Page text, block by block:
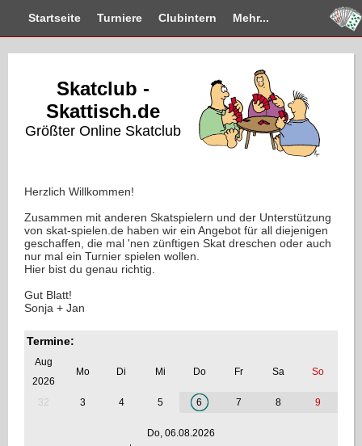
Startseite Turniere Clubintern Mehr...
Skatclub -
Skattisch.de
Größter Online Skatclub
Herzlich Willkommen!
Zusammen mit anderen Skatspielern und der Unterstützung
von skat-spielen.de haben wir ein Angebot für all diejenigen
geschaffen, die mal 'nen zünftigen Skat dreschen oder auch
nur mal ein Turnier spielen wollen.
Hier bist du genau richtig.
Gut Blatt!
Sonja + Jan
Termine:
Aug
2026
Mo Di Mi Do Fr Sa So
32 3 4 5 6 7 8 9
Do, 06.08.2026